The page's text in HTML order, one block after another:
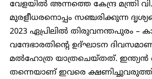
വേളയിൽ അന്നത്തെ കേന്ദ്ര മന്ത്രി വി.
മുരളീധരനൊപ്പം സഞ്ചരിക്കുന്ന
2023 ഏപ്രിലിൽ തിരുവനന്തപുരം
വന്ദേഭാരതിന്റെ ഉദ്ഘാടന
മൽഹോത്ര യാത്രചെയ്തത്. ഇന്ത്യൻ
തന്നെയാണ് ഇവരെ